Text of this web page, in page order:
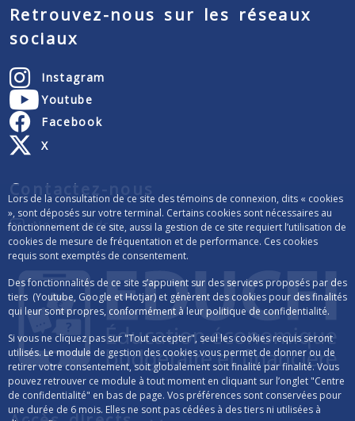
Lors de la consultation de ce site des témoins de connexion, dits « cookies
», sont déposés sur votre terminal. Certains cookies sont nécessaires au
fonctionnement de ce site, aussi la gestion de ce site requiert l’utilisation de
cookies de mesure de fréquentation et de performance. Ces cookies
requis sont exemptés de consentement.
Des fonctionnalités de ce site s’appuient sur des services proposés par des
tiers (Youtube, Google et Hotjar) et génèrent des cookies pour des finalités
qui leur sont propres, conformément à leur politique de confidentialité.
Si vous ne cliquez pas sur "Tout accepter", seul les cookies requis seront
utilisés. Le module de gestion des cookies vous permet de donner ou de
retirer votre consentement, soit globalement soit finalité par finalité. Vous
pouvez retrouver ce module à tout moment en cliquant sur l’onglet "Centre
de confidentialité" en bas de page. Vos préférences sont conservées pour
une durée de 6 mois. Elles ne sont pas cédées à des tiers ni utilisées à
Retrouvez-nous sur les réseaux
sociaux
Instagram
Youtube
Facebook
X
Contactez-nous
Nous joindre